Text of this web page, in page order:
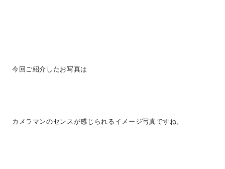
今回ご紹介したお写真は
カメラマンのセンスが感じられるイメージ写真ですね。